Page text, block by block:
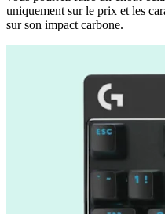
uniquement sur le prix et les
sur son impact carbone.